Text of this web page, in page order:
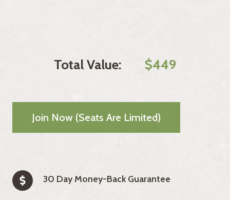
Total Value: $449
Join Now (seats Are Limited)
30 Day Money-Back Guarantee